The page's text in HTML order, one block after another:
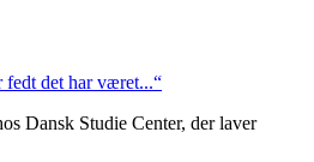
fedt det har været...“